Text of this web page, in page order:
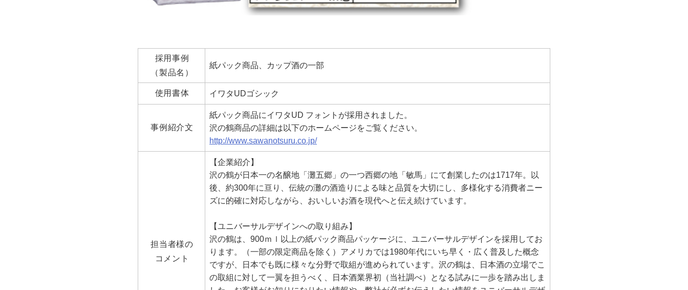
採用事例
（製品名）
紙パック商品、カップ酒の一部
使用書体 イワタUDゴシック
事例紹介文
紙パック商品にイワタUD フォントが採用されました。
沢の鶴商品の詳細は以下のホームページをご覧ください。
http://www.sawanotsuru.co.jp/
担当者様の
コメント
【企業紹介】
沢の鶴が日本一の名醸地「灘五郷」の一つ西郷の地「敏馬」にて創業したのは1717年。以
後、約300年に亘り、伝統の灘の酒造りによる味と品質を大切にし、多様化する消費者ニー
ズに的確に対応しながら、おいしいお酒を現代へと伝え続けています。
【ユニバーサルデザインへの取り組み】
沢の鶴は、900ｍｌ以上の紙パック商品パッケージに、ユニバーサルデザインを採用してお
ります。（一部の限定商品を除く）アメリカでは1980年代にいち早く・広く普及した概念
ですが、日本でも既に様々な分野で取組が進められています。沢の鶴は、日本酒の立場でこ
の取組に対して一翼を担うべく、日本酒業界初（当社調べ）となる試みに一歩を踏み出しま